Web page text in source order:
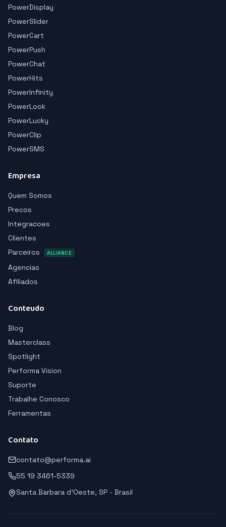
PowerDisplay
PowerSlider
PowerCart
PowerPush
PowerChat
PowerHits
PowerInfinity
PowerLook
PowerLucky
PowerClip
PowerSMS
Empresa
Quem Somos
Precos
Integracoes
Clientes
Parceiros
ALLIANCE
Agencias
Afiliados
Conteudo
Blog
Masterclass
Spotlight
Performa Vision
Suporte
Trabalhe Conosco
Ferramentas
Contato
contato@performa.ai
55 19 3461-5339
Santa Barbara d'Oeste, SP - Brasil